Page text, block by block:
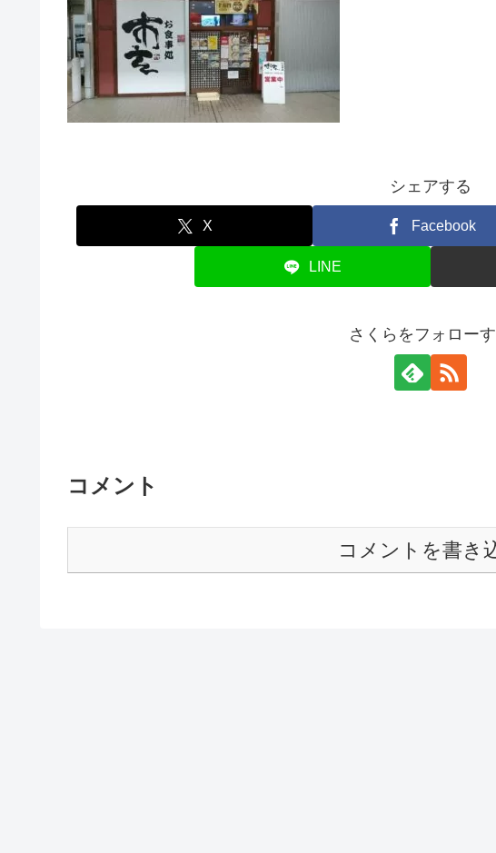
シェアする
X Facebook
LINE
さくらをフォロー
コメント
コメントを書き